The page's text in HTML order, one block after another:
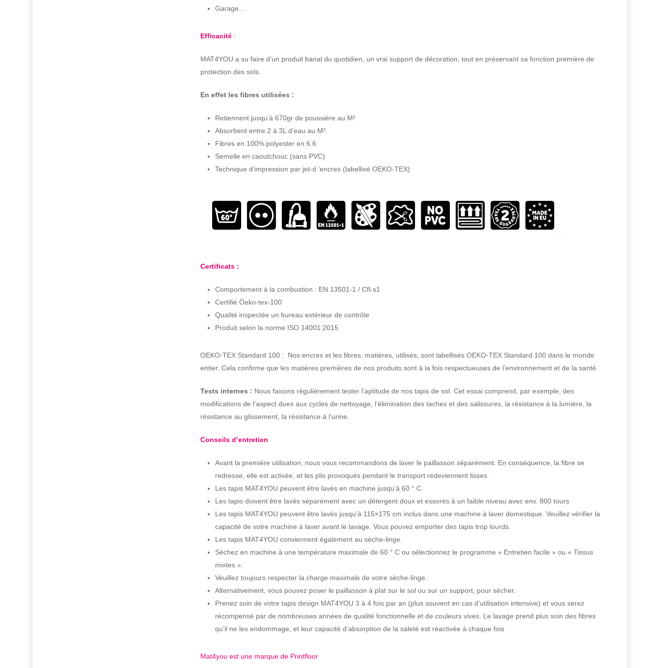
Garage…
Efficacité :
MAT4YOU a su faire d’un produit banal du quotidien, un vrai support de décoration, tout en préservant sa fonction première de
protection des sols.
En effet les fibres utilisées :
Retiennent jusqu’à 670gr de poussière au M²
Absorbent entre 2 à 3L d’eau au M².
Fibres en 100% polyester en 6.6
Semelle en caoutchouc (sans PVC)
Technique d’impression par jet-d ’encres (labellisé OEKO-TEX)
Certificats :
Comportement à la combustion : EN 13501-1 / Cfl-s1
Certifié Öeko-tex-100
Qualité inspectée un bureau extérieur de contrôle
Produit selon la norme ISO 14001:2015
OEKO-TEX Standard 100 : Nos encres et les fibres, matières, utilisés, sont labellisés OEKO-TEX Standard 100 dans le monde
entier. Cela confirme que les matières premières de nos produits sont à la fois respectueuses de l’environnement et de la santé.
Tests internes : Nous faisons régulièrement tester l’aptitude de nos tapis de sol. Cet essai comprend, par exemple, des
modifications de l’aspect dues aux cycles de nettoyage, l’élimination des taches et des salissures, la résistance à la lumière, la
résistance au glissement, la résistance à l’urine.
Conseils d’entretien
Avant la première utilisation, nous vous recommandons de laver le paillasson séparément. En conséquence, la fibre se
redresse, elle est activée, et les plis provoqués pendant le transport redeviennent lisses.
Les tapis MAT4YOU peuvent être lavés en machine jusqu’à 60 ° C.
Les tapis doivent être lavés séparément avec un détergent doux et essorés à un faible niveau avec env. 800 tours
Les tapis MAT4YOU peuvent être lavés jusqu’à 115×175 cm inclus dans une machine à laver domestique. Veuillez vérifier la
capacité de votre machine à laver avant le lavage. Vous pouvez emporter des tapis trop lourds.
Les tapis MAT4YOU conviennent également au sèche-linge.
Séchez en machine à une température maximale de 60 ° C ou sélectionnez le programme « Entretien facile » ou « Tissus
mixtes ».
Veuillez toujours respecter la charge maximale de votre sèche-linge.
Alternativement, vous pouvez poser le paillasson à plat sur le sol ou sur un support, pour sécher.
Prenez soin de votre tapis design MAT4YOU 3 à 4 fois par an (plus souvent en cas d’utilisation intensive) et vous serez
récompensé par de nombreuses années de qualité fonctionnelle et de couleurs vives. Le lavage prend plus soin des fibres
qu’il ne les endommage, et leur capacité d’absorption de la saleté est réactivée à chaque fois
Mat4you est une marque de Printfloor